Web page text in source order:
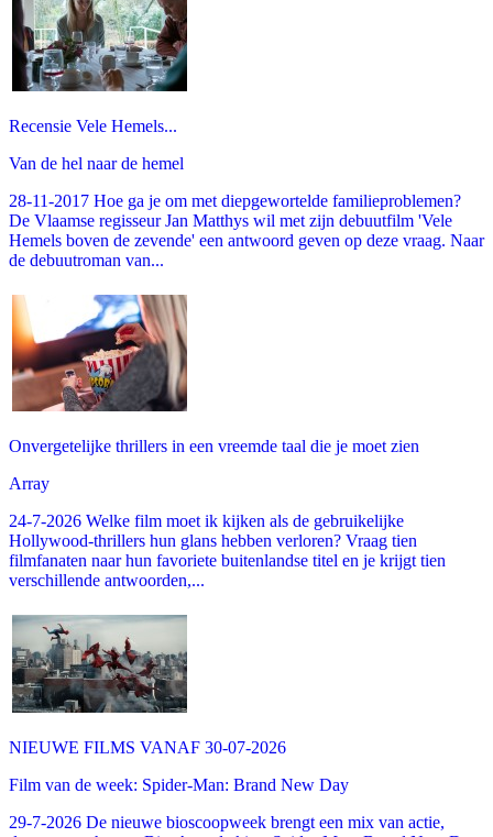
Recensie Vele Hemels...
Van de hel naar de hemel
28-11-2017 Hoe ga je om met diepgewortelde familieproblemen?
De Vlaamse regisseur Jan Matthys wil met zijn debuutfilm 'Vele
Hemels boven de zevende' een antwoord geven op deze vraag. Naar
de debuutroman van...
Onvergetelijke thrillers in een vreemde taal die je moet zien
Array
24-7-2026 Welke film moet ik kijken als de gebruikelijke
Hollywood-thrillers hun glans hebben verloren? Vraag tien
filmfanaten naar hun favoriete buitenlandse titel en je krijgt tien
verschillende antwoorden,...
NIEUWE FILMS VANAF 30-07-2026
Film van de week: Spider-Man: Brand New Day
29-7-2026 De nieuwe bioscoopweek brengt een mix van actie,